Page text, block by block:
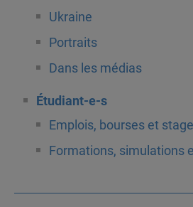
Ukraine
Portraits
Dans les médias
Étudiant-e-s
Emplois, bourses et
Formations, simulations